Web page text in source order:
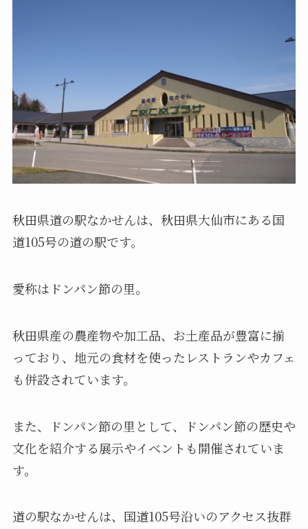
秋田県道の駅なかせんは、秋田県大仙市にある国
道105号の道の駅です。
愛称はドンパン節の里。
秋田県産の農産物や加工品、お土産品が豊富に揃
っており、地元の食材を使ったレストランやカフェ
も併設されています。
また、ドンパン節の里として、ドンパン節の歴史や
文化を紹介する展示やイベントも開催されていま
す。
道の駅なかせんは、国道105号沿いのアクセス抜群